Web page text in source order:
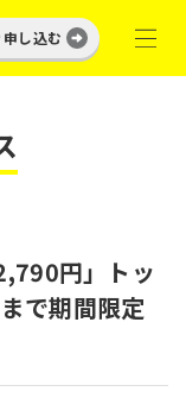
し込む
円」トッ
で期間限定